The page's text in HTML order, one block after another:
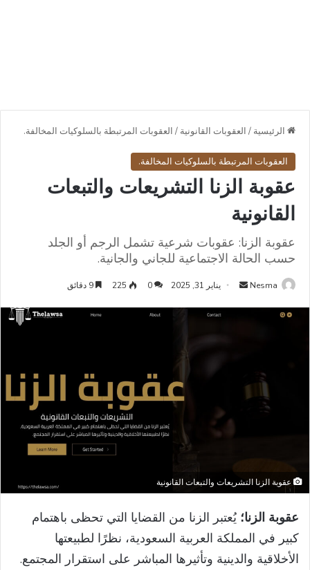
الرئيسية / العقوبات القانونية / العقوبات المرتبطة بالسلوكيات المخالفة.
العقوبات المرتبطة بالسلوكيات المخالفة.
عقوبة الزنا التشريعات والتبعات
القانونية
عقوبة الزنا: عقوبات شرعية تشمل الرجم أو الجلد
حسب الحالة الاجتماعية للجاني والجانية.
Nesma
أرسل
إلكترونيا
يناير 31, 2025 0
225
عقوبة الزنا التشريعات والتبعات القانونية
عقوبة الزنا؛ يُعتبر الزنا من القضايا التي تحظى باهتمام
كبير في المملكة العربية السعودية، نظرًا لطبيعتها
الأخلاقية والدينية وتأثيرها المباشر على استقرار المجتمع.